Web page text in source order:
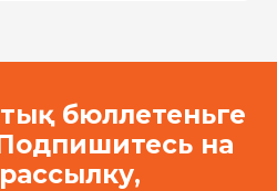
бюллетеньге
на